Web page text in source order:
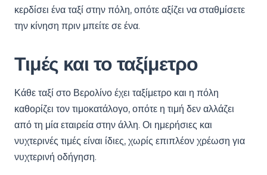
κερδίσει ένα ταξί στην πόλη, οπότε αξίζει να σταθμίσετε
την κίνηση πριν μπείτε σε ένα.
Τιμές και το ταξίμετρο
Κάθε ταξί στο Βερολίνο έχει ταξίμετρο και η πόλη
καθορίζει τον τιμοκατάλογο, οπότε η τιμή δεν αλλάζει
από τη μία εταιρεία στην άλλη. Οι ημερήσιες και
νυχτερινές τιμές είναι ίδιες, χωρίς επιπλέον χρέωση για
νυχτερινή οδήγηση.